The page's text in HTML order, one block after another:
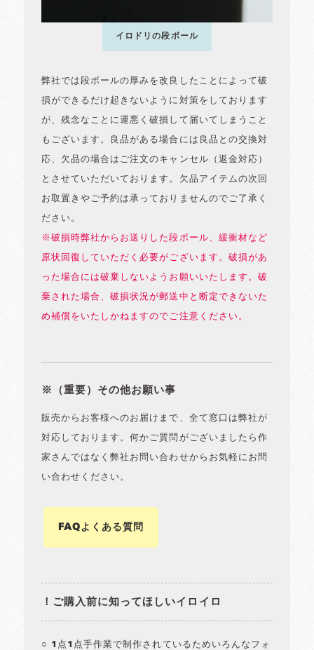
イロドリの段ボール
弊社では段ボールの厚みを改良したことによって破
損ができるだけ起きないように対策をしております
が、残念なことに運悪く破損して届いてしまうこと
もございます。良品がある場合には良品との交換対
応、欠品の場合はご注文のキャンセル（返金対応）
とさせていただいております。欠品アイテムの次回
お取置きやご予約は承っておりませんのでご了承く
ださい。
※破損時弊社からお送りした段ボール、緩衝材など
原状回復していただく必要がございます。破損があ
った場合には破棄しないようお願いいたします。破
棄された場合、破損状況が郵送中と断定できないた
め補償をいたしかねますのでご注意ください。
※（重要）その他お願い事
販売からお客様へのお届けまで、全て窓口は弊社が
対応しております。何かご質問がございましたら作
家さんではなく弊社お問い合わせからお気軽にお問
い合わせください。
FAQよくある質問
！ご購入前に知ってほしいイロイロ
○ 1点1点手作業で制作されているためいろんなフォ